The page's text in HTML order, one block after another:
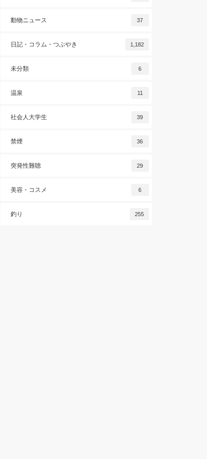
動物ニュース 37
日記・コラム・つぶやき 1,182
未分類 6
温泉 11
社会人大学生 39
禁煙 36
突発性難聴 29
美容・コスメ 6
釣り 255